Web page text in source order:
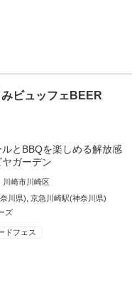
ビュッフェBEER
とBBQを楽しめる解放感
ガーデン
川崎市川崎区
川県),京急川崎駅(神奈川県)
ズ
ドフェス